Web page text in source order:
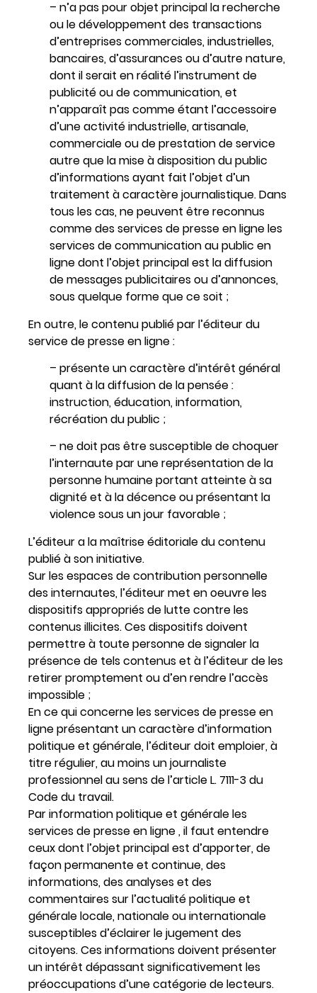
– n’a pas pour objet principal la recherche
ou le développement des transactions
d’entreprises commerciales, industrielles,
bancaires, d’assurances ou d’autre nature,
dont il serait en réalité l’instrument de
publicité ou de communication, et
n’apparaît pas comme étant l’accessoire
d’une activité industrielle, artisanale,
commerciale ou de prestation de service
autre que la mise à disposition du public
d’informations ayant fait l’objet d’un
traitement à caractère journalistique. Dans
tous les cas, ne peuvent être reconnus
comme des services de presse en ligne les
services de communication au public en
ligne dont l’objet principal est la diffusion
de messages publicitaires ou d’annonces,
sous quelque forme que ce soit ;
En outre, le contenu publié par l’éditeur du
service de presse en ligne :
– présente un caractère d’intérêt général
quant à la diffusion de la pensée :
instruction, éducation, information,
récréation du public ;
– ne doit pas être susceptible de choquer
l’internaute par une représentation de la
personne humaine portant atteinte à sa
dignité et à la décence ou présentant la
violence sous un jour favorable ;
L’éditeur a la maîtrise éditoriale du contenu
publié à son initiative.
Sur les espaces de contribution personnelle
des internautes, l’éditeur met en oeuvre les
dispositifs appropriés de lutte contre les
contenus illicites. Ces dispositifs doivent
permettre à toute personne de signaler la
présence de tels contenus et à l’éditeur de les
retirer promptement ou d’en rendre l’accès
impossible ;
En ce qui concerne les services de presse en
ligne présentant un caractère d’information
politique et générale, l’éditeur doit emploier, à
titre régulier, au moins un journaliste
professionnel au sens de l’article L. 7111-3 du
Code du travail.
Par information politique et générale les
services de presse en ligne , il faut entendre
ceux dont l’objet principal est d’apporter, de
façon permanente et continue, des
informations, des analyses et des
commentaires sur l’actualité politique et
générale locale, nationale ou internationale
susceptibles d’éclairer le jugement des
citoyens. Ces informations doivent présenter
un intérêt dépassant significativement les
préoccupations d’une catégorie de lecteurs.